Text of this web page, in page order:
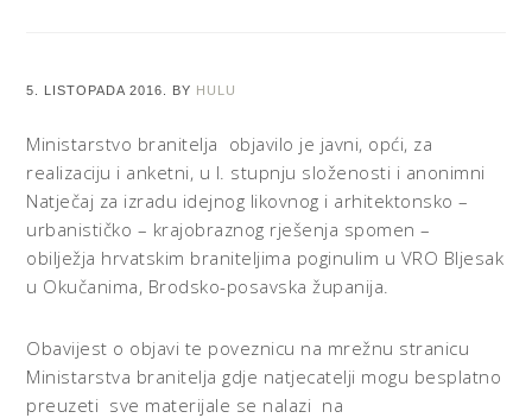
5. LISTOPADA 2016. BY HULU
Ministarstvo branitelja objavilo je javni, opći, za
realizaciju i anketni, u I. stupnju složenosti i anonimni
Natječaj za izradu idejnog likovnog i arhitektonsko –
urbanističko – krajobraznog rješenja spomen –
obilježja hrvatskim braniteljima poginulim u VRO Bljesak
u Okučanima, Brodsko-posavska županija.
Obavijest o objavi te poveznicu na mrežnu stranicu
Ministarstva branitelja gdje natjecatelji mogu besplatno
preuzeti sve materijale se nalazi na